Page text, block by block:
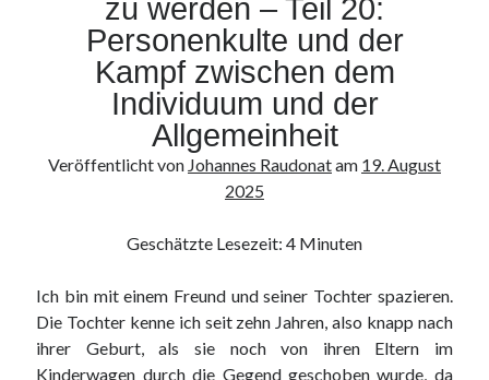
Spiritualität
zu werden – Teil 20:
Personenkulte und der
Kampf zwischen dem
Individuum und der
Allgemeinheit
Veröffentlicht von Johannes Raudonatam 19. August
2025
Geschätzte Lesezeit: 4 Minuten
Ich bin mit einem Freund und seiner Tochter spazieren.
Die Tochter kenne ich seit zehn Jahren, also knapp nach
ihrer Geburt, als sie noch von ihren Eltern im
Kinderwagen durch die Gegend geschoben wurde, da